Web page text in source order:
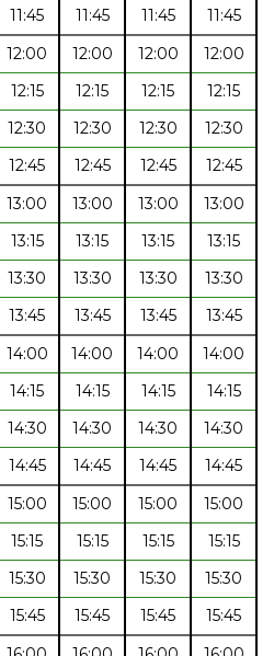
11:45 11:45 11:45
11:45
12:00 12:00 12:00
12:00
12:15 12:15 12:15
12:15
12:30 12:30 12:30
12:30
12:45 12:45 12:45
12:45
13:00 13:00 13:00
13:00
13:15 13:15 13:15
13:15
13:30 13:30 13:30
13:30
13:45 13:45 13:45
13:45
14:00 14:00 14:00
14:00
14:15 14:15 14:15
14:15
14:30 14:30 14:30
14:30
14:45 14:45 14:45
14:45
15:00 15:00 15:00
15:00
15:15 15:15 15:15
15:15
15:30 15:30 15:30
15:30
15:45 15:45 15:45
15:45